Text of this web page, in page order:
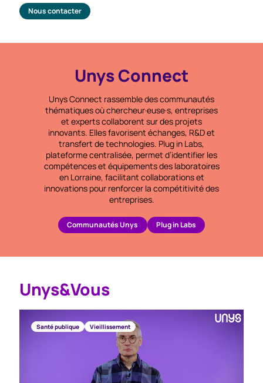
Nous contacter
Unys Connect
Unys Connect rassemble des communautés
thématiques où chercheur·euse·s, entreprises
et experts collaborent sur des projets
innovants. Elles favorisent échanges, R&D et
transfert de technologies. Plug in Labs,
plateforme centralisée, permet d’identifier les
compétences et équipements des laboratoires
en Lorraine, facilitant collaborations et
innovations pour renforcer la compétitivité des
entreprises.
Communautés Unys Plug in Labs
Unys&Vous
Santé publique Vieillissement